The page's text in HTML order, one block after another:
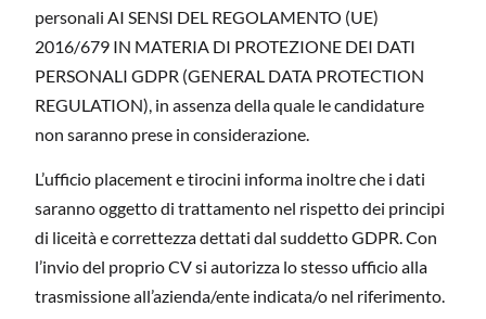
personali AI SENSI DEL REGOLAMENTO (UE)
2016/679 IN MATERIA DI PROTEZIONE DEI DATI
PERSONALI GDPR (GENERAL DATA PROTECTION
REGULATION), in assenza della quale le candidature
non saranno prese in considerazione.
L’ufficio placement e tirocini informa inoltre che i dati
saranno oggetto di trattamento nel rispetto dei principi
di liceità e correttezza dettati dal suddetto GDPR. Con
l’invio del proprio CV si autorizza lo stesso ufficio alla
trasmissione all’azienda/ente indicata/o nel riferimento.